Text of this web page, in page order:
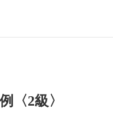
〈2級〉